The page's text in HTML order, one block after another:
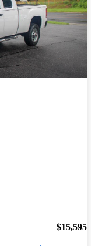
$15,595